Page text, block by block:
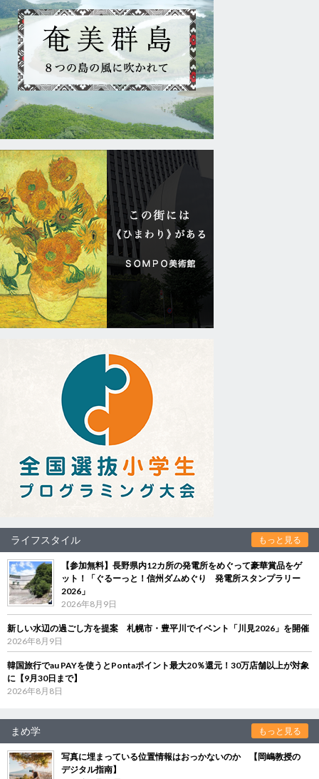
ライフスタイル もっと見る
【参加無料】長野県内12カ所の発電所をめぐって豪華賞品をゲ
ット！「ぐるーっと！信州ダムめぐり 発電所スタンプラリー
2026」
2026年8月9日
新しい水辺の過ごし方を提案 札幌市・豊平川でイベント「川見2026」を開催
2026年8月9日
韓国旅行でau PAYを使うとPontaポイント最大20％還元！30万店舗以上が対象
に【9月30日まで】
2026年8月8日
まめ学 もっと見る
写真に埋まっている位置情報はおっかないのか 【岡嶋教授の
デジタル指南】